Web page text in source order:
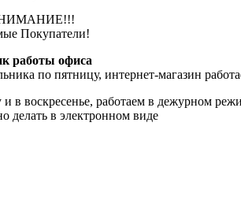
Покупатели!
работы офиса
по пятницу, интернет-магазин
и в воскресенье, работаем в дежурном
делать в электронном виде